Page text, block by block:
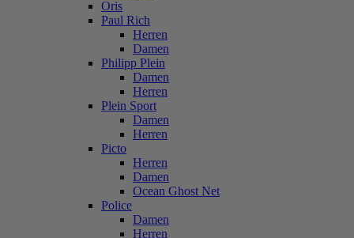
Oris
Paul Rich
Herren
Damen
Philipp Plein
Damen
Herren
Plein Sport
Damen
Herren
Picto
Herren
Damen
Ocean Ghost Net
Police
Damen
Herren